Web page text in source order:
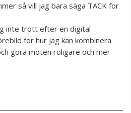
så vill jag bara säga TACK för
inte trött efter en digital
för hur jag kan kombinera
göra möten roligare och mer